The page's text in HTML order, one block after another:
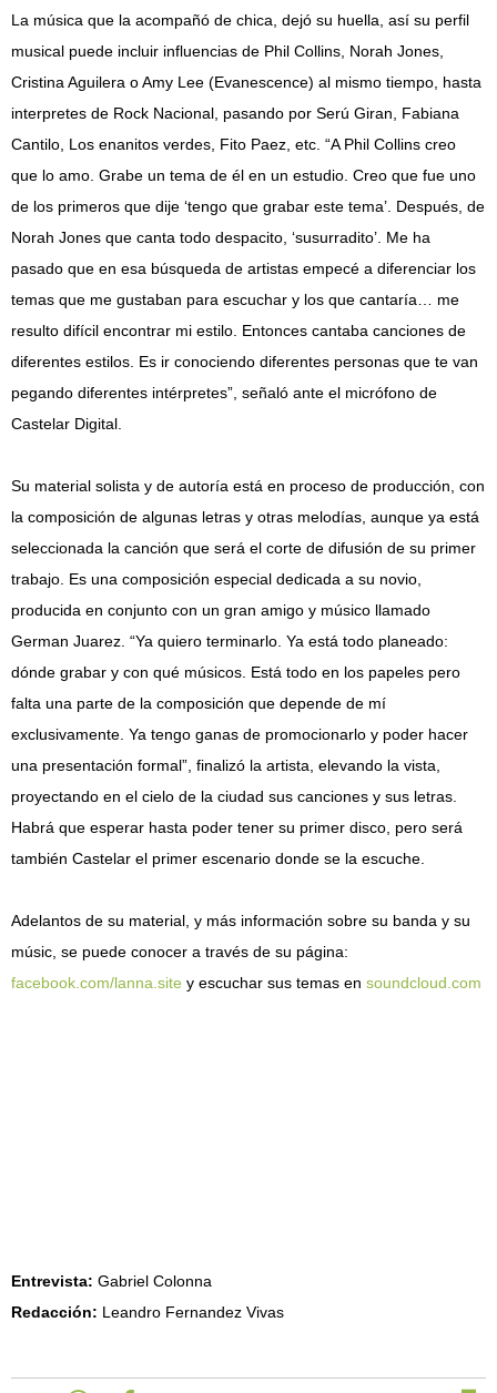
La música que la acompañó de chica, dejó su huella, así su perfil
musical puede incluir influencias de Phil Collins, Norah Jones,
Cristina Aguilera o Amy Lee (Evanescence) al mismo tiempo, hasta
interpretes de Rock Nacional, pasando por Serú Giran, Fabiana
Cantilo, Los enanitos verdes, Fito Paez, etc. “A Phil Collins creo
que lo amo. Grabe un tema de él en un estudio. Creo que fue uno
de los primeros que dije ‘tengo que grabar este tema’. Después, de
Norah Jones que canta todo despacito, ‘susurradito’. Me ha
pasado que en esa búsqueda de artistas empecé a diferenciar los
temas que me gustaban para escuchar y los que cantaría… me
resulto difícil encontrar mi estilo. Entonces cantaba canciones de
diferentes estilos. Es ir conociendo diferentes personas que te van
pegando diferentes intérpretes”, señaló ante el micrófono de
Castelar Digital.
Su material solista y de autoría está en proceso de producción, con
la composición de algunas letras y otras melodías, aunque ya está
seleccionada la canción que será el corte de difusión de su primer
trabajo. Es una composición especial dedicada a su novio,
producida en conjunto con un gran amigo y músico llamado
German Juarez. “Ya quiero terminarlo. Ya está todo planeado:
dónde grabar y con qué músicos. Está todo en los papeles pero
falta una parte de la composición que depende de mí
exclusivamente. Ya tengo ganas de promocionarlo y poder hacer
una presentación formal”, finalizó la artista, elevando la vista,
proyectando en el cielo de la ciudad sus canciones y sus letras.
Habrá que esperar hasta poder tener su primer disco, pero será
también Castelar el primer escenario donde se la escuche.
Adelantos de su material, y más información sobre su banda y su
músic, se puede conocer a través de su página:
facebook.com/lanna.site y escuchar sus temas en soundcloud.com
Entrevista: Gabriel Colonna
Redacción: Leandro Fernandez Vivas